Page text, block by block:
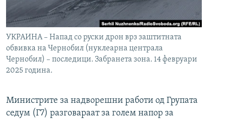
УКРАИНА – Напад со руски дрон врз заштитната
обвивка на Чернобил (нуклеарна централа
Чернобил) – последици. Забранета зона. 14 февруари
2025 година.
Министрите за надворешни работи од Групата
седум (Г7) разговараат за голем напор за